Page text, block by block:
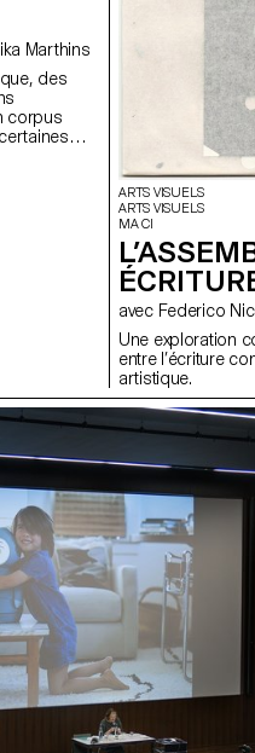
Keller, François Bovier, Erika Marthins
des
corpus
ARTS VISUELS
ARTS VISUELS
MA CI
avec Federico
Une exploration
entre l’écriture
artistique.